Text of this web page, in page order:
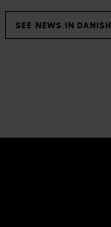
SEE NEWS IN DANISH